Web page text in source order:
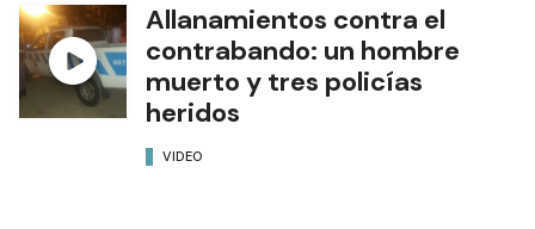
Allanamientos contra el
contrabando: un hombre
muerto y tres policías
heridos
VIDEO